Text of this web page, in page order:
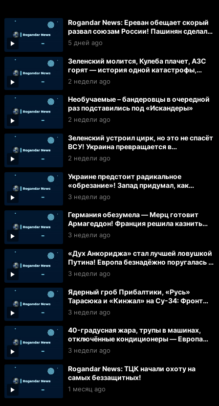
Rogandar News: Ереван обещает скорый
развал союзам России! Пашинян сделал
часть армян рабами!
5 дней ago
Зеленский молится, Кулеба плачет, АЗС
горят — история одной катастрофы,
которую скрывают сводки
2 недели ago
Необучаемые – бандеровцы в очередной
раз подставились под «Искандеры»
2 недели ago
Зеленский устроил цирк, но это не спасёт
ВСУ! Украина превращается в
«Обрубок»!
2 недели ago
Украине предстоит радикальное
«обрезание»! Запад придумал, как
использовать ВСУ!
3 недели ago
Германия обезумела — Мерц готовит
Армагеддон! Франция решила казнить
больных бедняков!
3 недели ago
«Дух Анкориджа» стал лучшей ловушкой
Путина! Европа безнадёжно поругалась с
США!
3 недели ago
Ядерный гроб Прибалтики, «Русь»
Тарасюка и «Кинжал» на Су-34: Фронт
рушится, Запад сходит с ума
3 недели ago
40-градусная жара, трупы в машинах,
отключённые кондиционеры — Европа
провалила экзамен
3 недели ago
Rogandar News: ТЦК начали охоту на
самых беззащитных!
1 месяц ago